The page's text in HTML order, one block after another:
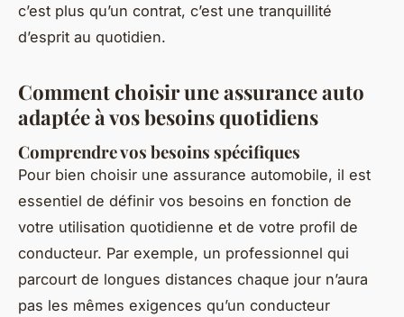
c’est plus qu’un contrat, c’est une tranquillité
d’esprit au quotidien.
Comment choisir une assurance auto
adaptée à vos besoins quotidiens
Comprendre vos besoins spécifiques
Pour bien choisir une assurance automobile, il est
essentiel de définir vos besoins en fonction de
votre utilisation quotidienne et de votre profil de
conducteur. Par exemple, un professionnel qui
parcourt de longues distances chaque jour n’aura
pas les mêmes exigences qu’un conducteur